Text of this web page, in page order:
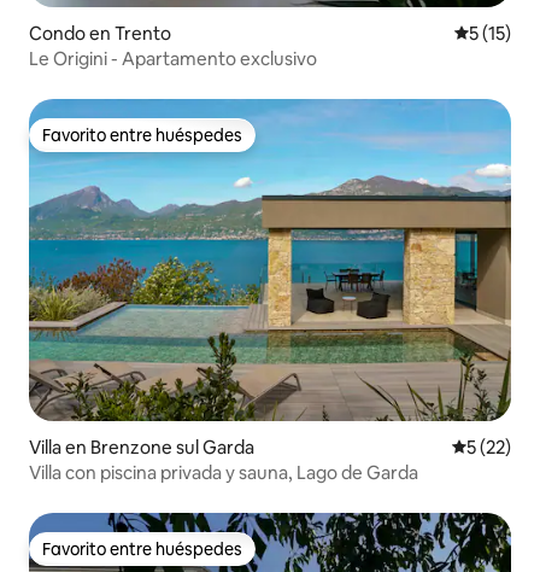
Condo en Trento
5 (15)
Le Origini - Apartamento exclusivo
Favorito entre huéspedes
Favorito entre huéspedes
Villa en Brenzone sul Garda
5 (22)
Villa con piscina privada y sauna, Lago de Garda
Favorito entre huéspedes
Favorito entre huéspedes